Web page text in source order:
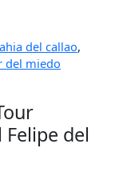
del callao,
del miedo
del